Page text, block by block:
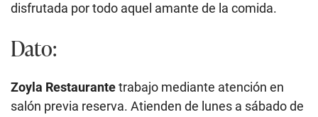
disfrutada por todo aquel amante de la comida.
Dato:
Zoyla Restaurantetrabajo mediante atención en
salón previa reserva. Atienden de lunes a sábado de